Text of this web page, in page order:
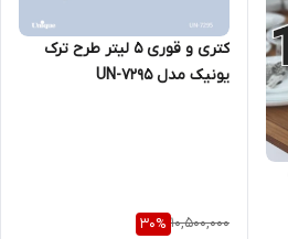
کتری و قوری 5 لیتر طرح ترک
یونیک مدل UN-7295
10,500,000
30%